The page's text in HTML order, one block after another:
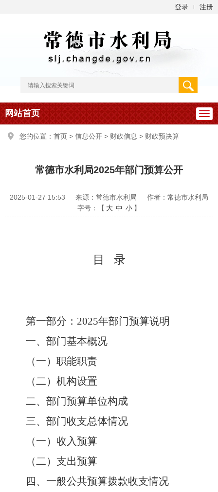
登录 | 注册
网站首页
您的位置： 首页 > 信息公开 > 财政信息 > 财政预决算
常德市水利局2025年部门预算公开
2025-01-27 15:53 来源：常德市水利局
作者：常德市水利局
字号：【 大 中 小 】
目 录
第一部分：2025年部门预算说明
一、部门基本概况
（一）职能职责
（二）机构设置
二、部门预算单位构成
三、部门收支总体情况
（一）收入预算
（二）支出预算
四、一般公共预算拨款收支情况